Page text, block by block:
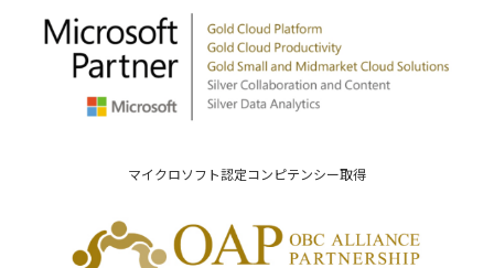
マイクロソフト認定コンピテンシー取得